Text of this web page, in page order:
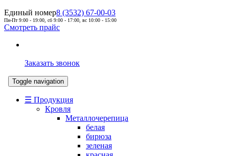
Единый номер8 (3532) 67-00-03
Пн-Пт 9:00 - 19:00, сб 9:00 - 17:00, вс 10:00 - 15:00
Смотреть прайс
Заказать звонок
Toggle navigation
☰ Продукция
Кровля
Металлочерепица
белая
бирюза
зеленая